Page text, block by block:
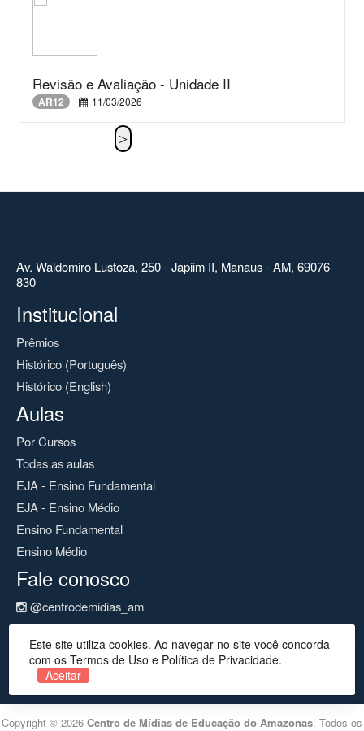
Revisão e Avaliação - Unidade II
AR12 11/03/2026
Av. Waldomiro Lustoza, 250 - Japiim II, Manaus - AM, 69076-
830
Institucional
Prêmios
Histórico (Português)
Histórico (English)
Aulas
Por Cursos
Todas as aulas
EJA - Ensino Fundamental
EJA - Ensino Médio
Ensino Fundamental
Ensino Médio
Fale conosco
@centrodemidias_am
@centrodemidias
cemeam@seduc.net
Copyright © 2026 Centro de Mídias de Educação do Amazonas. Todos os
Este site utiliza cookies. Ao navegar no site você concorda
com os Termos de Uso e Política de Privacidade.
Aceitar